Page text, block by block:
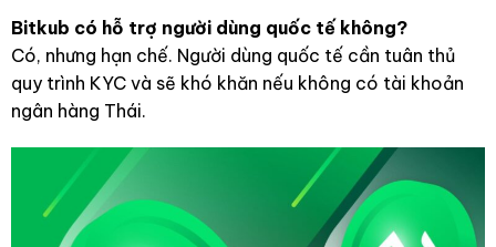
Bitkub có hỗ trợ người dùng quốc tế không?
Có, nhưng hạn chế. Người dùng quốc tế cần tuân thủ
quy trình KYC và sẽ khó khăn nếu không có tài khoản
ngân hàng Thái.